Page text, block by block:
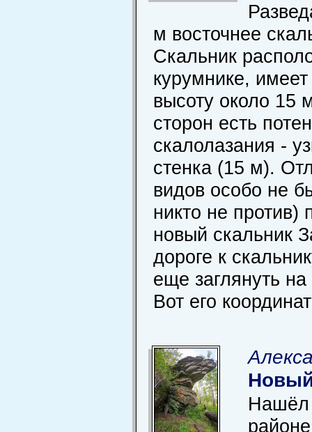
м восточнее
Скальник
курумнике,
высоту около 15
сторон есть
скалолазания -
стенка (15 м).
видов особо не
никто не против)
новый скальник
дороге к
еще заглянуть
Вот его
Нашёл